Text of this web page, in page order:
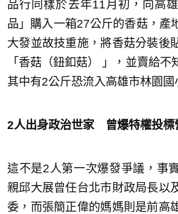
品行同樣於去年11月初，向高
品」購入一箱27公斤的香菇，產
大發並故技重施，將香菇分裝後
「香菇（鈕釦菇） 」，並賣給不
其中有2公斤恐流入高雄市林園國
2人出身政治世家 曾爆特權投標
這不是2人第一次爆發爭議，事
親邱大展曾任台北市財政局長以
委，而張簡正偉的媽媽則是前高